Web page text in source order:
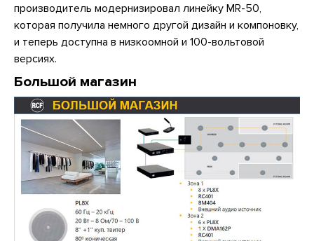
производитель модернизировал линейку MR-50,
которая получила немного другой дизайн и компоновку,
и теперь доступна в низкоомной и 100-вольтовой
версиях.
Большой магазин